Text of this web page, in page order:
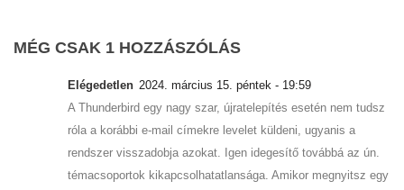
MÉG CSAK 1 HOZZÁSZÓLÁS
Elégedetlen 2024. március 15. péntek - 19:59
A Thunderbird egy nagy szar, újratelepítés esetén nem tudsz
róla a korábbi e-mail címekre levelet küldeni, ugyanis a
rendszer visszadobja azokat. Igen idegesítő továbbá az ún.
témacsoportok kikapcsolhatatlansága. Amikor megnyitsz egy